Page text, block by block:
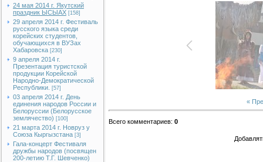
24 мая 2014 г. Якутский
праздник ЫСЫАХ [158]
29 апреля 2014 г. Фестиваль
русского языка среди
корейских студентов,
обучающихся в ВУЗах
Хабаровска [230]
9 апреля 2014 г.
Презентация туристской
продукции Корейской
Народно-Демократической
Республики.
[57]
03 апреля 2014 г. День
единения народов России и
Белоруссии (Белорусское
землячество) [100]
21 марта 2014 г. Новруз у
Союза Кыргызстана [3]
Гала-концерт Фестиваля
дружбы народов (посвящен
200-летию Т.Г. Шевченко)
«
Всего комментариев: 0